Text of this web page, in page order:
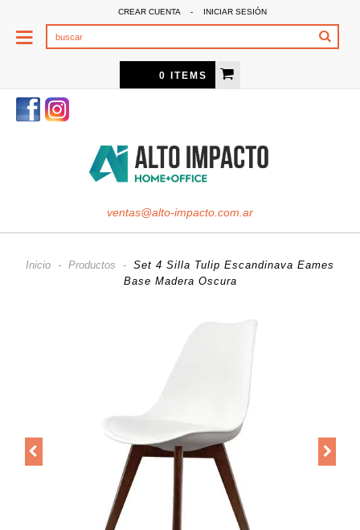
CREAR CUENTA - INICIAR SESIÓN
0 ITEMS
ventas@alto-impacto.com.ar
Inicio - Productos - Set 4 Silla Tulip Escandinava Eames
Base Madera Oscura